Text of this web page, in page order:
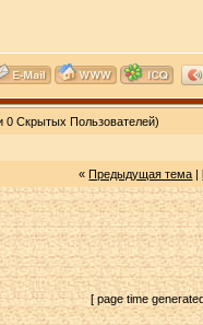
0 Скрытых Пользователей)
«Предыдущая тема |
[ page time